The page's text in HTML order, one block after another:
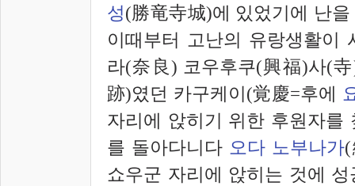
성(勝竜寺城)에 있었기에 난
이때부터 고난의 유랑생활이
라(奈良) 코우후쿠(興福)사(
跡)였던 카구케이(覚慶=후에
자리에 앉히기 위한 후원자
를 돌아다니다 오다 노부나가(
쇼우군 자리에 앉히는 것에